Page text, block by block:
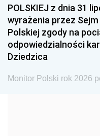
1993
1990
1987
POLSKIEJ z dnia 31
wyrażenia przez
Polskiej zgody na
odpowiedzialności
Dziedzica
Monitor Polski rok 2026